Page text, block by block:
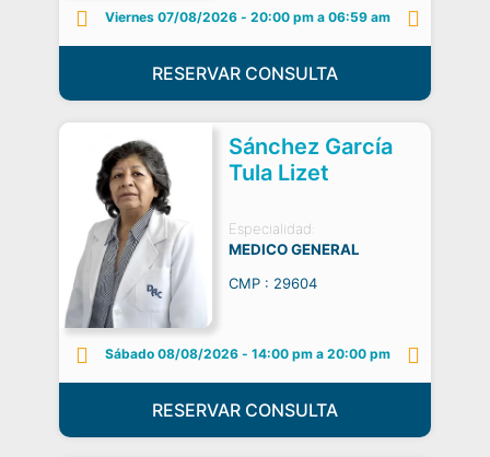
Viernes 07/08/2026 - 20:00 pm a 06:59 am
RESERVAR CONSULTA
Sánchez García
Tula Lizet
Especialidad:
MEDICO GENERAL
CMP : 29604
Sábado 08/08/2026 - 14:00 pm a 20:00 pm
RESERVAR CONSULTA